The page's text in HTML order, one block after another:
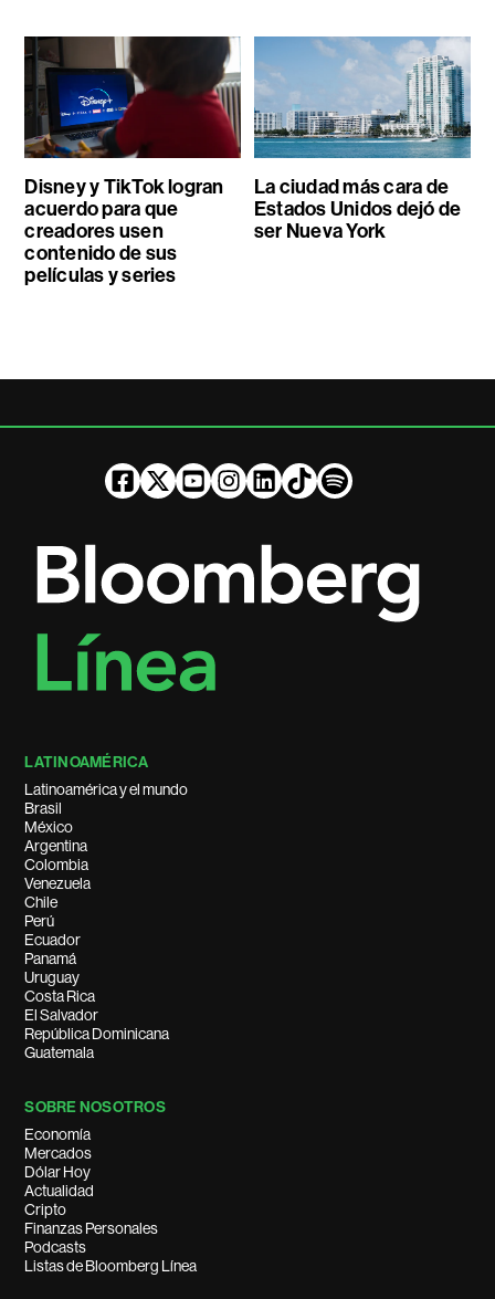
Disney y TikTok logran
acuerdo para que
creadores usen
contenido de sus
películas y series
La ciudad más cara de
Estados Unidos dejó de
ser Nueva York
LATINOAMÉRICA
Latinoamérica y el mundo
Brasil
México
Argentina
Colombia
Venezuela
Chile
Perú
Ecuador
Panamá
Uruguay
Costa Rica
El Salvador
República Dominicana
Guatemala
SOBRE NOSOTROS
Economía
Mercados
Dólar Hoy
Actualidad
Cripto
Finanzas Personales
Podcasts
Listas de Bloomberg Línea